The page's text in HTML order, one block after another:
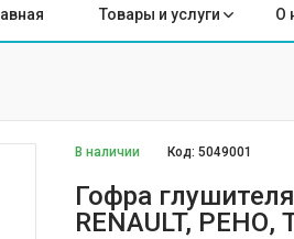
Товары и услуги О
В наличии Код:5049001
Гофра
RENAULT, РЕНО,